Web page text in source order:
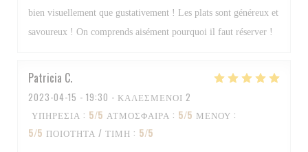
bien visuellement que gustativement ! Les plats sont généreux et
savoureux ! On comprends aisément pourquoi il faut réserver !
Patricia C
2023-04-15 - 19:30 - ΚΑΛΕΣΜΈΝΟΙ 2
ΥΠΗΡΕΣΊΑ : 5/5 ΑΤΜΌΣΦΑΙΡΑ : 5/5 ΜΕΝΟΎ :
5/5 ΠΟΙΌΤΗΤΑ / ΤΙΜΉ : 5/5